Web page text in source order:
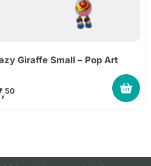
Giraffe Small – Pop Art
50